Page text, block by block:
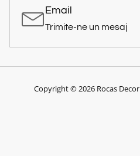
Email
Trimite-ne un mesaj
Copyright © 2026 Rocas Decor